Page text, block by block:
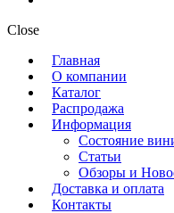
Close
Главная
О компании
Каталог
Распродажа
Информация
Состояние
Статьи
Обзоры и
Доставка и оплата
Контакты